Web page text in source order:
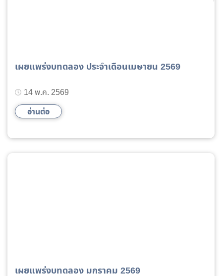
เผยแพร่งบทดลอง ประจำเดือนเมษายน 2569
14 พ.ค. 2569
อ่านต่อ
เผยแพร่งบทดลอง มกราคม 2569